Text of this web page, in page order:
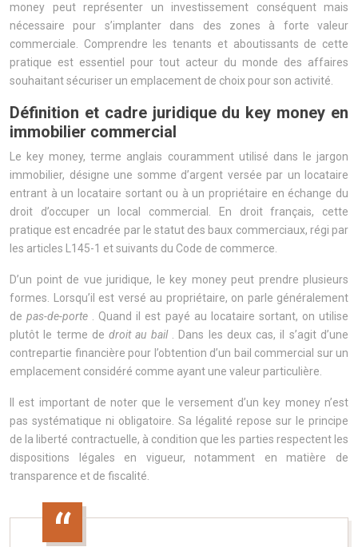
money peut représenter un investissement conséquent mais
nécessaire pour s’implanter dans des zones à forte valeur
commerciale. Comprendre les tenants et aboutissants de cette
pratique est essentiel pour tout acteur du monde des affaires
souhaitant sécuriser un emplacement de choix pour son activité.
Définition et cadre juridique du key money en
immobilier commercial
Le key money, terme anglais couramment utilisé dans le jargon
immobilier, désigne une somme d’argent versée par un locataire
entrant à un locataire sortant ou à un propriétaire en échange du
droit d’occuper un local commercial. En droit français, cette
pratique est encadrée par le statut des baux commerciaux, régi par
les articles L145-1 et suivants du Code de commerce.
D’un point de vue juridique, le key money peut prendre plusieurs
formes. Lorsqu’il est versé au propriétaire, on parle généralement
depas-de-porte
. Quand il est payé au locataire sortant, on utilise
plutôt le terme dedroit au bail
. Dans les deux cas, il s’agit d’une
contrepartie financière pour l’obtention d’un bail commercial sur un
emplacement considéré comme ayant une valeur particulière.
Il est important de noter que le versement d’un key money n’est
pas systématique ni obligatoire. Sa légalité repose sur le principe
de la liberté contractuelle, à condition que les parties respectent les
dispositions légales en vigueur, notamment en matière de
transparence et de fiscalité.